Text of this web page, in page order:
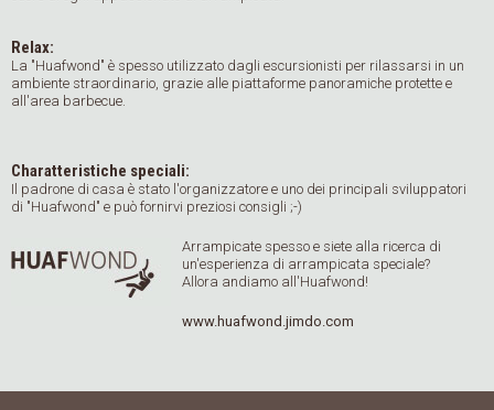
Relax:
La "Huafwond" è spesso utilizzato dagli escursionisti per rilassarsi in un
ambiente straordinario, grazie alle piattaforme panoramiche protette e
all'area barbecue.
Charatteristiche speciali:
Il padrone di casa è stato l'organizzatore e uno dei principali sviluppatori
di "Huafwond" e può fornirvi preziosi consigli ;-)
Arrampicate spesso e siete alla ricerca di
un'esperienza di arrampicata speciale?
Allora andiamo all'Huafwond!
www.huafwond.jimdo.com